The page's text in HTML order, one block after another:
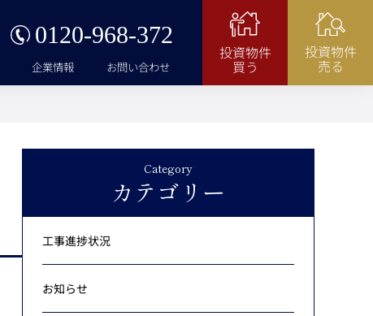
0120-968-372
企業情報 お問い合わせ
投資物件
買う
投資物件
売る
Category
カテゴリー
工事進捗状況
お知らせ